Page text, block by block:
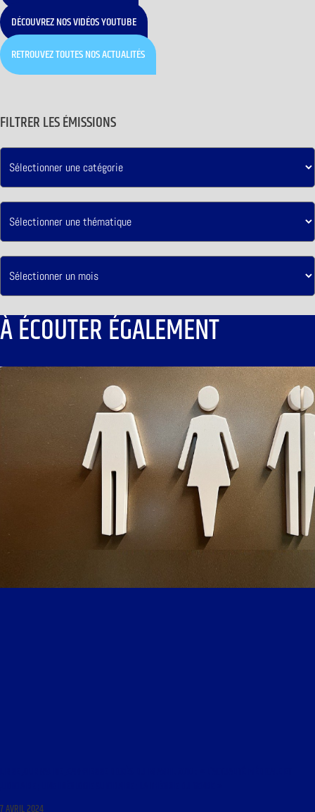
DÉCOUVREZ NOS VIDÉOS YOUTUBE
RETROUVEZ TOUTES NOS ACTUALITÉS
FILTRER LES ÉMISSIONS
À ÉCOUTER ÉGALEMENT